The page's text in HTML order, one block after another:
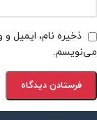
ذخیره نام، ایمیل
می‌نویسم.